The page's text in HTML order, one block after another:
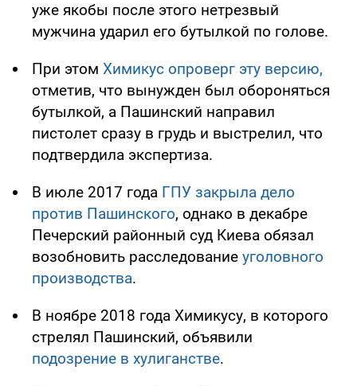
уже якобы после этого нетрезвый
мужчина ударил его бутылкой по голове.
При этом Химикус опроверг эту версию,
отметив, что вынужден был обороняться
бутылкой, а Пашинский направил
пистолет сразу в грудь и выстрелил, что
подтвердила экспертиза.
В июле 2017 года ГПУ закрыла дело
против Пашинского, однако в декабре
Печерский районный суд Киева обязал
возобновить расследование уголовного
производства.
В ноябре 2018 года Химикусу, в которого
стрелял Пашинский, объявили
подозрение в хулиганстве.